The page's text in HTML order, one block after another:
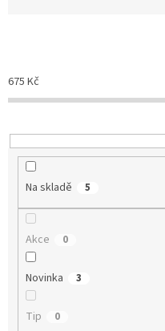
o
d
k
t
675 Kč
Na skladě 5
Akce 0
Novinka 3
Tip 0